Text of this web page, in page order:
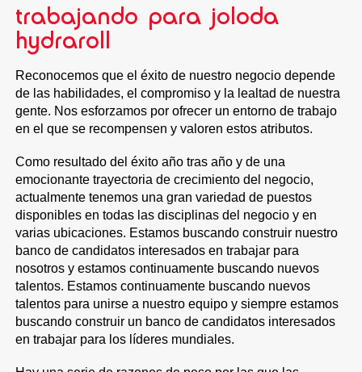
trabajando para joloda
hydraroll
Reconocemos que el éxito de nuestro negocio depende
de las habilidades, el compromiso y la lealtad de nuestra
gente. Nos esforzamos por ofrecer un entorno de trabajo
en el que se recompensen y valoren estos atributos.
Como resultado del éxito año tras año y de una
emocionante trayectoria de crecimiento del negocio,
actualmente tenemos una gran variedad de puestos
disponibles en todas las disciplinas del negocio y en
varias ubicaciones. Estamos buscando construir nuestro
banco de candidatos interesados en trabajar para
nosotros y estamos continuamente buscando nuevos
talentos. Estamos continuamente buscando nuevos
talentos para unirse a nuestro equipo y siempre estamos
buscando construir un banco de candidatos interesados
en trabajar para los líderes mundiales.